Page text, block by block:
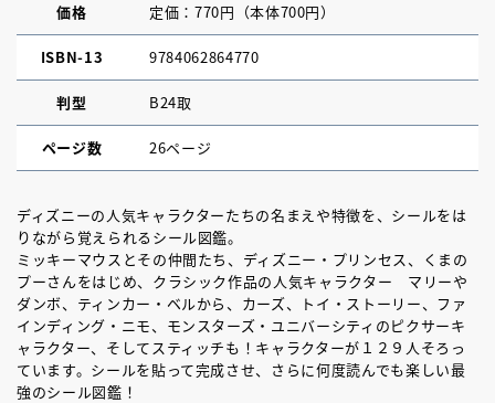
価格 定価：770円（本体700円）
ISBN-13 9784062864770
判型 B24取
ページ数 26ページ
ディズニーの人気キャラクターたちの名まえや特徴を、シールをは
りながら覚えられるシール図鑑。
ミッキーマウスとその仲間たち、ディズニー・プリンセス、くまの
プーさんをはじめ、クラシック作品の人気キャラクター マリーや
ダンボ、ティンカー・ベルから、カーズ、トイ・ストーリー、ファ
インディング・ニモ、モンスターズ・ユニバーシティのピクサーキ
ャラクター、そしてスティッチも！キャラクターが１２９人そろっ
ています。シールを貼って完成させ、さらに何度読んでも楽しい最
強のシール図鑑！